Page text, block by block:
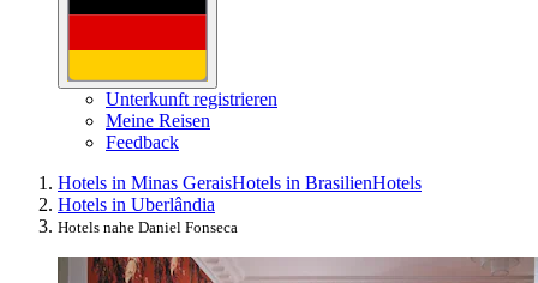
Unterkunft registrieren
Meine Reisen
Feedback
Hotels in Minas GeraisHotels in BrasilienHotels
Hotels in Uberlândia
Hotels nahe Daniel Fonseca